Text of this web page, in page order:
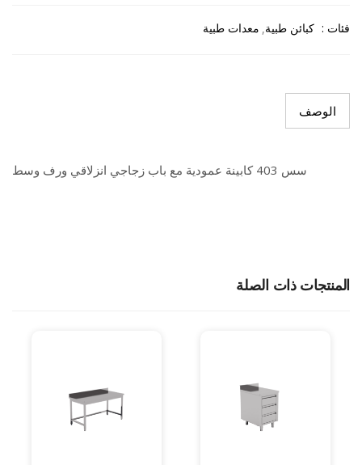
فئات : كبائن طبية معدات طبية
الوصف
سس 403 كابينة عمودية مع باب زجاجي انزلاقي ورف وسط
المنتجات ذات الصلة